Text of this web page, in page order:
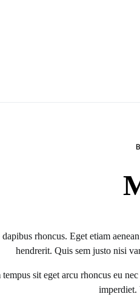
rhoncus. Eget etiam
hendrerit. Quis sem justo nisi
sit eget arcu rhoncus eu
imperdiet.